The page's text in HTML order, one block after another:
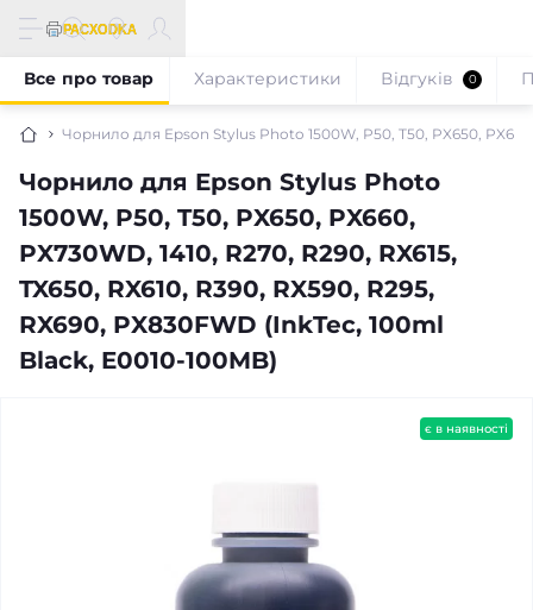
Чорнило для Epson Stylus Photo 1500W, P50, T50, PX650, PX660,
Чорнило для Epson Stylus Photo
1500W, P50, T50, PX650, PX660,
PX730WD, 1410, R270, R290, RX615,
TX650, RX610, R390, RX590, R295,
RX690, PX830FWD (InkTec, 100ml
Black, E0010-100MB)
Все про товар Характеристики Відгуків 0
є в наявності